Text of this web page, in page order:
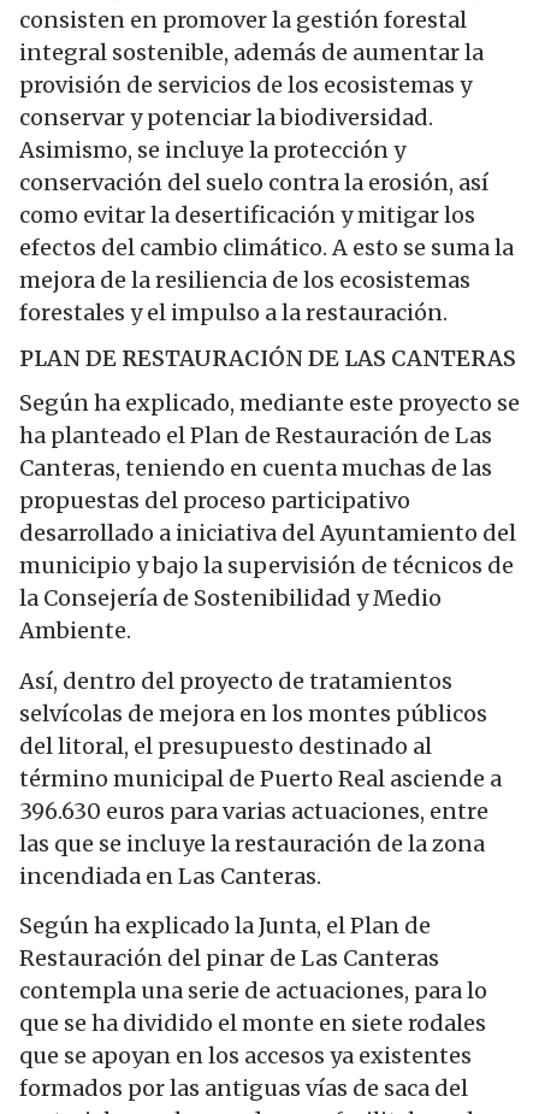
consisten en promover la gestión forestal
integral sostenible, además de aumentar la
provisión de servicios de los ecosistemas y
conservar y potenciar la biodiversidad.
Asimismo, se incluye la protección y
conservación del suelo contra la erosión, así
como evitar la desertificación y mitigar los
efectos del cambio climático. A esto se suma la
mejora de la resiliencia de los ecosistemas
forestales y el impulso a la restauración.
PLAN DE RESTAURACIÓN DE LAS CANTERAS
Según ha explicado, mediante este proyecto se
ha planteado el Plan de Restauración de Las
Canteras, teniendo en cuenta muchas de las
propuestas del proceso participativo
desarrollado a iniciativa del Ayuntamiento del
municipio y bajo la supervisión de técnicos de
la Consejería de Sostenibilidad y Medio
Ambiente.
Así, dentro del proyecto de tratamientos
selvícolas de mejora en los montes públicos
del litoral, el presupuesto destinado al
término municipal de Puerto Real asciende a
396.630 euros para varias actuaciones, entre
las que se incluye la restauración de la zona
incendiada en Las Canteras.
Según ha explicado la Junta, el Plan de
Restauración del pinar de Las Canteras
contempla una serie de actuaciones, para lo
que se ha dividido el monte en siete rodales
que se apoyan en los accesos ya existentes
formados por las antiguas vías de saca del